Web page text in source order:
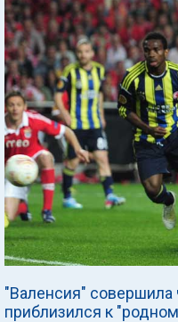
"Валенсия" совершила
приблизился к